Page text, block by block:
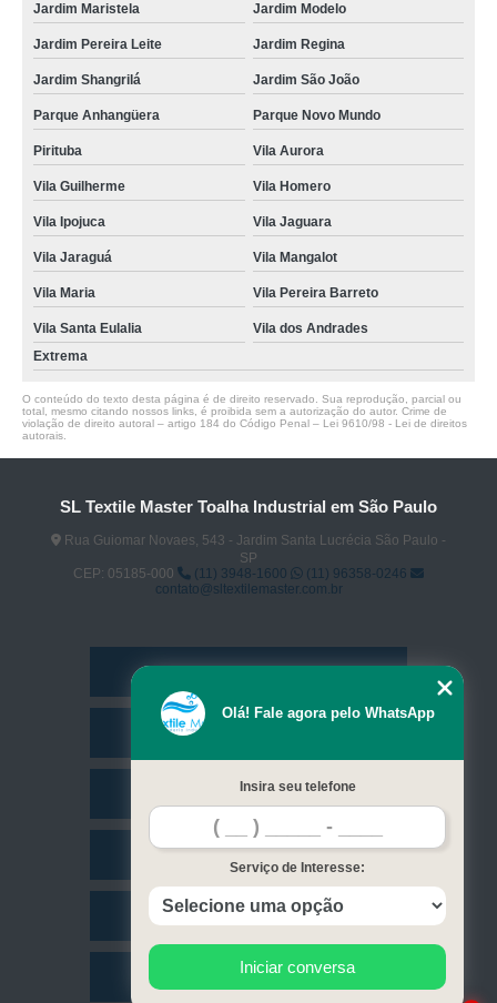
Jardim Maristela Jardim Modelo
Jardim Pereira Leite Jardim Regina
Jardim Shangrilá Jardim São João
Parque Anhangüera Parque Novo Mundo
Pirituba Vila Aurora
Vila Guilherme Vila Homero
Vila Ipojuca Vila Jaguara
Vila Jaraguá Vila Mangalot
Vila Maria Vila Pereira Barreto
Vila Santa Eulalia
Vila dos Andrades
Extrema
O conteúdo do texto desta página é de direito reservado. Sua reprodução, parcial ou
total, mesmo citando nossos links, é proibida sem a autorização do autor. Crime de
violação de direito autoral – artigo 184 do Código Penal – Lei 9610/98 - Lei de direitos
autorais
SL Textile Master Toalha Industrial em São Paulo
Rua Guiomar Novaes, 543 - Jardim Santa Lucrécia São Paulo -
SP
CEP: 05185-000
(11) 3948-1600
(11) 96358-0246
contato@sltextilemaster.com.br
Missão
Contato
Mapa do site
Olá! Fale agora pelo WhatsApp
Insira seu telefone
Serviço de Interesse:
Iniciar conversa